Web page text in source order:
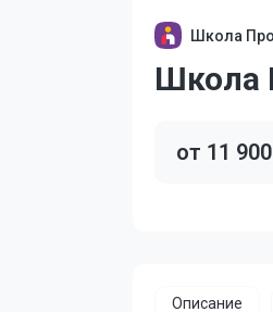
Школа
Школа
от 11 900
Описание